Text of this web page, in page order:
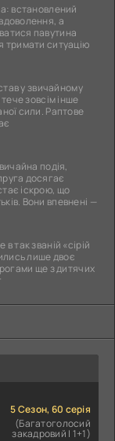
встановлений
а
павутина
тримати ситуацію
у звичайному
зовсім інше
сили. Раптове
подія,
досягає
іскрою, що
Вони впевнені —
так званій «сірій
лише двоє
ще з дитячих
5 Сезон, 60 серія
(Багатоголосий
закадровий | 1+1)